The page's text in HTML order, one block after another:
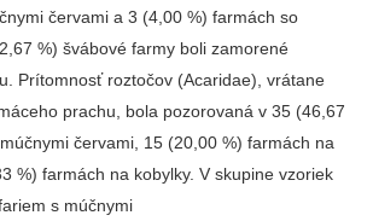
červami a 3 (4,00 %) farmách so
%) švábové farmy boli zamorené
Prítomnosť roztočov (Acaridae), vrátane
prachu, bola pozorovaná v 35 (46,67
červami, 15 (20,00 %) farmách na
%) farmách na kobylky. V skupine vzoriek
s múčnymi